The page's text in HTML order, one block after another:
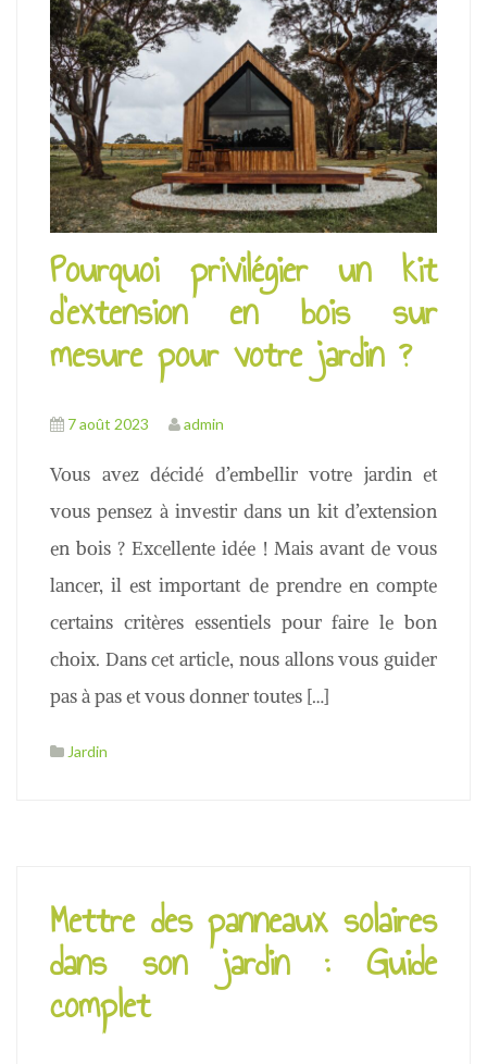
Pourquoi privilégier un kit
d’extension en bois sur
mesure pour votre jardin ?
7 août 2023 admin
Vous avez décidé d’embellir votre jardin et
vous pensez à investir dans un kit d’extension
en bois ? Excellente idée ! Mais avant de vous
lancer, il est important de prendre en compte
certains critères essentiels pour faire le bon
choix. Dans cet article, nous allons vous guider
pas à pas et vous donner toutes […]
Jardin
Mettre des panneaux solaires
dans son jardin : Guide
complet